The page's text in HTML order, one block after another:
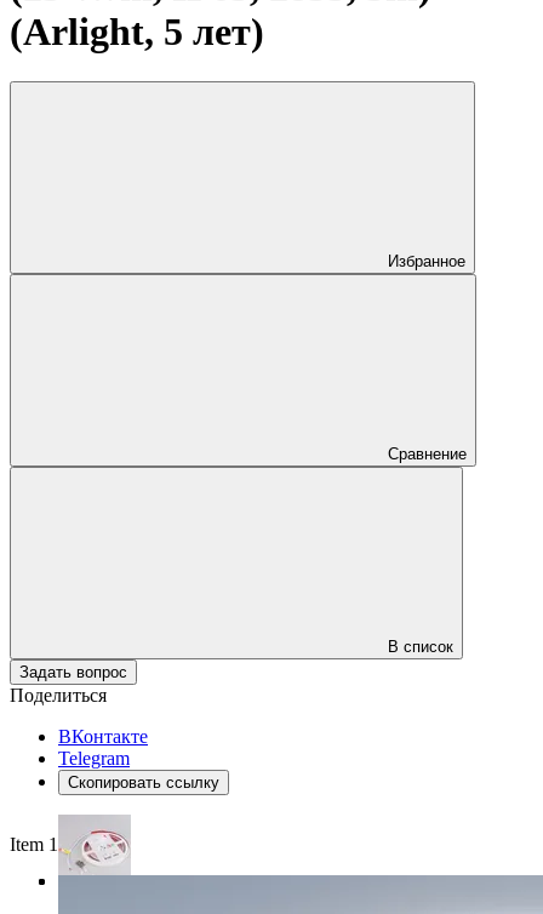
(Arlight, 5 лет)
Избранное
Сравнение
В список
Задать вопрос
Поделиться
ВКонтакте
Telegram
Скопировать ссылку
Item 1 of 3